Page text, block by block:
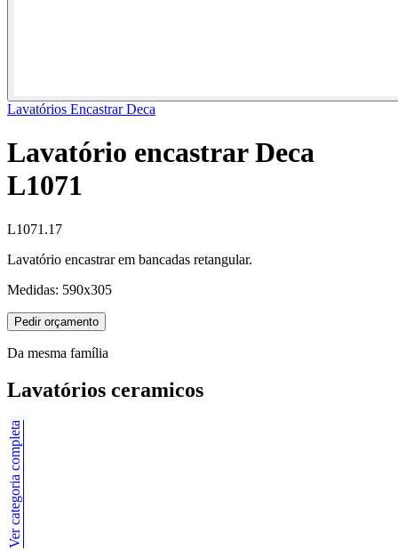
Lavatórios Encastrar Deca
Lavatório encastrar Deca
L1071
L1071.17
Lavatório encastrar em bancadas retangular.
Medidas: 590x305
Pedir orçamento
Da mesma família
Lavatórios ceramicos
Ver categoria completa